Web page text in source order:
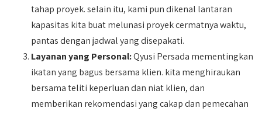
tahap proyek. selain itu, kami pun dikenal lantaran
kapasitas kita buat melunasi proyek cermatnya waktu,
pantas dengan jadwal yang disepakati.
Layanan yang Personal:Qyusi Persada mementingkan
ikatan yang bagus bersama klien. kita menghiraukan
bersama teliti keperluan dan niat klien, dan
memberikan rekomendasi yang cakap dan pemecahan